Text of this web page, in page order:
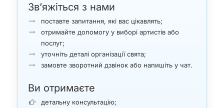
Зв’яжіться з нами
поставте запитання, які вас цікавлять;
отримайте допомогу у виборі артистів або
послуг;
уточніть деталі організації свята;
замовте зворотний дзвінок або напишіть у чат.
Ви отримаєте
детальну консультацію;